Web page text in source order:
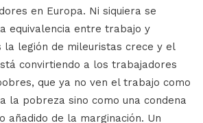
en Europa. Ni siquiera se
equivalencia entre trabajo y
la legión de mileuristas crece y el
convirtiendo a los trabajadores
que ya no ven el trabajo como
la pobreza sino como una condena
añadido de la marginación. Un